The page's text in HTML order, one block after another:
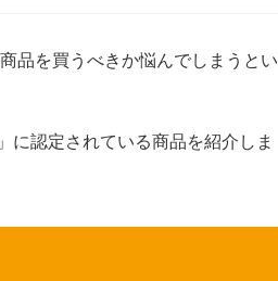
品を買うべきか悩んでしまうとい
に認定されている商品を紹介しま